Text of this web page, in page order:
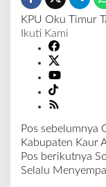
KPU Oku Timur
Ikuti Kami
N
a
v
Pos sebelumnya
Kabupaten Kaur
Pos berikutnya
Selalu